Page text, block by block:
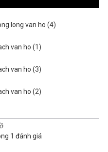
1 đánh giá